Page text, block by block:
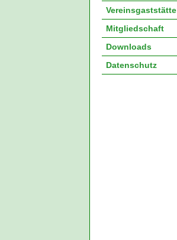
Vereinsgaststätte
Mitgliedschaft
Downloads
Datenschutz